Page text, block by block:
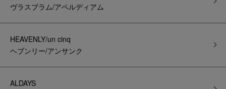
ヴラスブラム/アペルディアム
HEAVENLY/un cinq
ヘブンリー/アンサンク
ALDAYS